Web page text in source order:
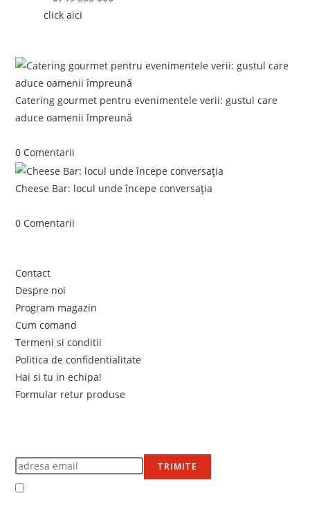
Email:click aici
Catering gourmet pentru evenimentele verii: gustul care
aduce oamenii împreună
0 Comentarii
Cheese Bar: locul unde începe conversația
0 Comentarii
Contact
Despre noi
Program magazin
Cum comand
Termeni si conditii
Politica de confidentialitate
Hai si tu in echipa!
Formular retur produse
TRIMITE